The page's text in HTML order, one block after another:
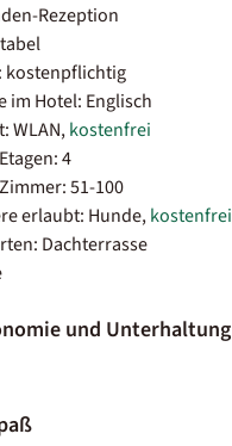
Rezeption
kostenpflichtig
im Hotel: Englisch
WLAN,kostenfrei
4
51-100
erlaubt: Hunde,kostenfrei
Dachterrasse
und Unterhaltung